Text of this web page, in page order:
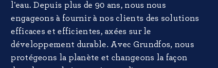
l'eau. Depuis plus de 90 ans, nous nous
engageons à fournir à nos clients des solutions
efficaces et efficientes, axées sur le
développement durable. Avec Grundfos, nous
protégeons la planète et changeons la façon